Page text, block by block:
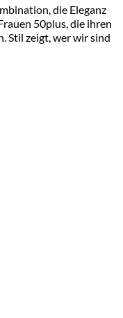
die Eleganz
50plus, die ihren
Stil zeigt, wer wir sind